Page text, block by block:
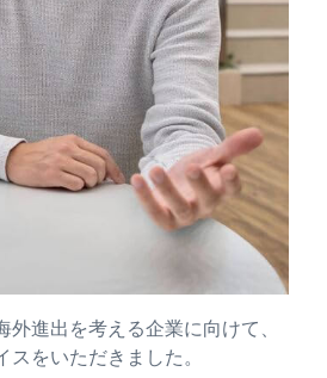
進出を考える企業に向けて、
をいただきました。